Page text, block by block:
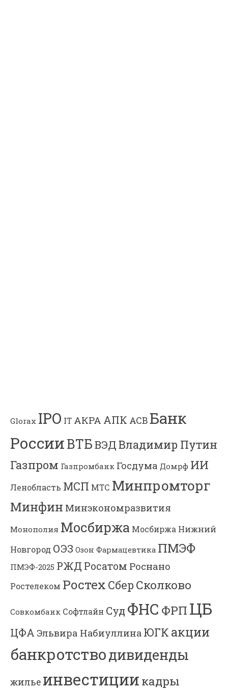
Glorax IPO IT АКРА АПК АСВБанк
РоссииВТБВЭДВладимир Путин
Газпром Газпромбанк Госдума Домрф ИИ
Ленобласть МСП МТС Минпромторг
Минфин Минэкономразвития
Монополия Мосбиржа Мосбиржа Нижний
Новгород ОЭЗ Озон Фармацевтика ПМЭФ
ПМЭФ-2025 РЖД Росатом Роснано
Ростелеком Ростех Сбер Сколково
Совкомбанк Софтлайн Суд ФНС ФРП ЦБ
ЦФА Эльвира Набиуллина ЮГК акции
банкротстводивиденды
жилье инвестиции кадры